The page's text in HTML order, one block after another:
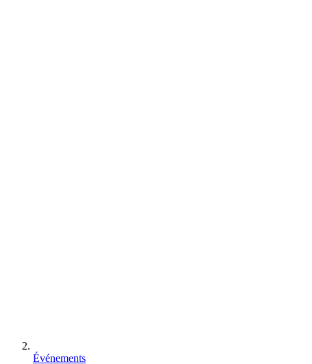
Événements